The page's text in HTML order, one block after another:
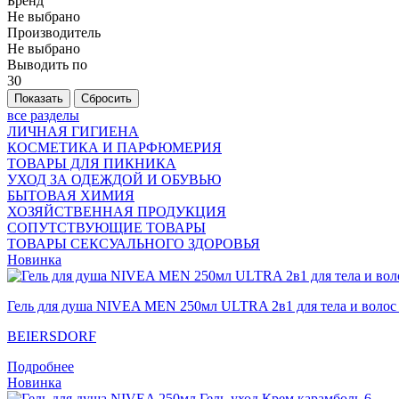
Не выбрано
Производитель
Не выбрано
Выводить по
30
все разделы
ЛИЧНАЯ ГИГИЕНА
КОСМЕТИКА И ПАРФЮМЕРИЯ
ТОВАРЫ ДЛЯ ПИКНИКА
УХОД ЗА ОДЕЖДОЙ И ОБУВЬЮ
БЫТОВАЯ ХИМИЯ
ХОЗЯЙСТВЕННАЯ ПРОДУКЦИЯ
СОПУТСТВУЮЩИЕ ТОВАРЫ
ТОВАРЫ СЕКСУАЛЬНОГО ЗДОРОВЬЯ
Новинка
Гель для душа NIVEA MEN 250мл ULTRA 2в1 для тела и волос
BEIERSDORF
Подробнее
Новинка